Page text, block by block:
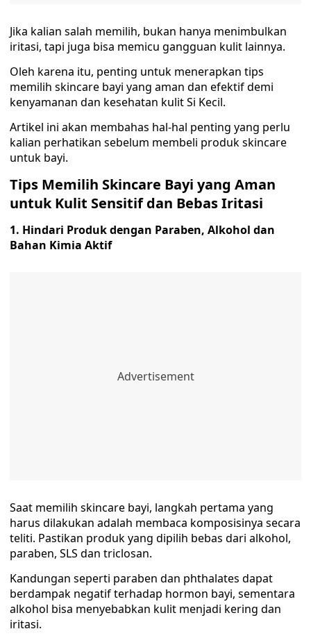
Jika kalian salah memilih, bukan hanya menimbulkan
iritasi, tapi juga bisa memicu gangguan kulit lainnya.
Oleh karena itu, penting untuk menerapkan tips
memilih skincare bayi yang aman dan efektif demi
kenyamanan dan kesehatan kulit Si Kecil.
Artikel ini akan membahas hal-hal penting yang perlu
kalian perhatikan sebelum membeli produk skincare
untuk bayi.
Tips Memilih Skincare Bayi yang Aman
untuk Kulit Sensitif dan Bebas Iritasi
1. Hindari Produk dengan Paraben, Alkohol dan
Bahan Kimia Aktif
Saat memilih skincare bayi, langkah pertama yang
harus dilakukan adalah membaca komposisinya secara
teliti. Pastikan produk yang dipilih bebas dari alkohol,
paraben, SLS dan triclosan.
Kandungan seperti paraben dan phthalates dapat
berdampak negatif terhadap hormon bayi, sementara
alkohol bisa menyebabkan kulit menjadi kering dan
iritasi.